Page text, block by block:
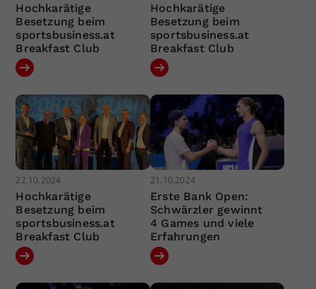
Hochkarätige
Besetzung beim
sportsbusiness.at
Breakfast Club
Hochkarätige
Besetzung beim
sportsbusiness.at
Breakfast Club
22.10.2024
Hochkarätige
Besetzung beim
sportsbusiness.at
Breakfast Club
21.10.2024
Erste Bank Open:
Schwärzler gewinnt
4 Games und viele
Erfahrungen